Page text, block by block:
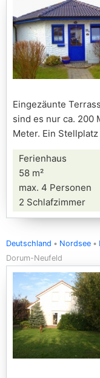
Eingezäunte
sind es nur ca. 200
Meter. Ein
Ferienhaus
58 m²
max. 4 Personen
2 Schlafzimmer
Deutschland Nordsee
Dorum-Neufeld